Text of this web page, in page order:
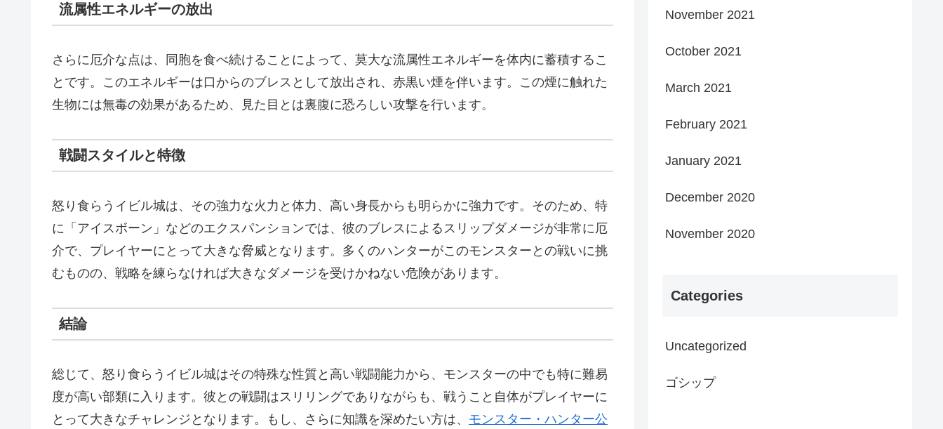
流属性エネルギーの放出
さらに厄介な点は、同胞を食べ続けることによって、莫大な流属性エネルギーを体内に蓄積するこ
とです。このエネルギーは口からのブレスとして放出され、赤黒い煙を伴います。この煙に触れた
生物には無毒の効果があるため、見た目とは裏腹に恐ろしい攻撃を行います。
戦闘スタイルと特徴
怒り食らうイビル城は、その強力な火力と体力、高い身長からも明らかに強力です。そのため、特
に「アイスボーン」などのエクスパンションでは、彼のブレスによるスリップダメージが非常に厄
介で、プレイヤーにとって大きな脅威となります。多くのハンターがこのモンスターとの戦いに挑
むものの、戦略を練らなければ大きなダメージを受けかねない危険があります。
結論
総じて、怒り食らうイビル城はその特殊な性質と高い戦闘能力から、モンスターの中でも特に難易
度が高い部類に入ります。彼との戦闘はスリリングでありながらも、戦うこと自体がプレイヤーに
とって大きなチャレンジとなります。もし、さらに知識を深めたい方は、 モンスター・ハンター公
November 2021
October 2021
March 2021
February 2021
January 2021
December 2020
November 2020
Categories
Uncategorized
ゴシップ